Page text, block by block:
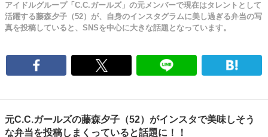
アイドルグループ「C.C.ガールズ」の元メンバーで現在はタレントとして
活躍する藤森夕子（52）が、自身のインスタグラムに美し過ぎる弁当の写
真を投稿していると、SNSを中心に大きな話題となっています。
元C.C.ガールズの藤森夕子（52）がインスタで美味しそう
な弁当を投稿しまくっていると話題に！！